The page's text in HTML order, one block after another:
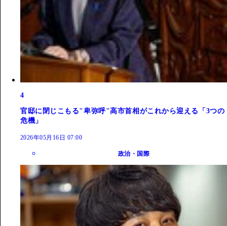
4
官邸に閉じこもる"卑弥呼"高市首相がこれから迎える「3つの
危機」
2026年05月16日 07:00
政治・国際